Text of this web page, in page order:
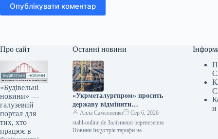
Опублікувати коментар
Про сайт
«Будівельні
новини» —
галузевий
портал для
тих, хто
працює в
Останні новини
«Укрметалургпром» просить
державу відмінити
підвищення тарифів на
перевезення від Укрзалізниці.
Алла Самсоненко
Сер 6, 2026
stahl-online.de Залізничні перевезення
Новини Індустрія тарифи на
и